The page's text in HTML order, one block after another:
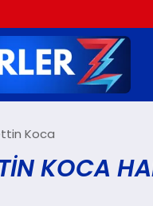
Koca
KOCA